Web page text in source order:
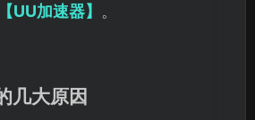
【UU加速器】 。
几大原因